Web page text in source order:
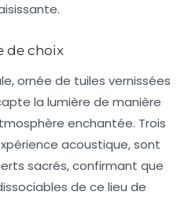
de choix
ornée de tuiles vernissées
la lumière de manière
enchantée. Trois
acoustique, sont
sacrés, confirmant que
de ce lieu de